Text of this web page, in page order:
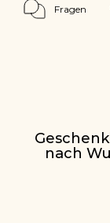
Fragen
nach